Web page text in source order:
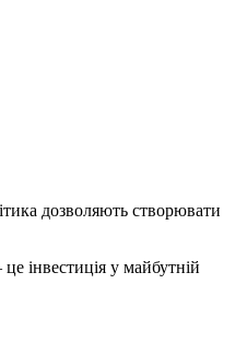
дозволяють створювати
інвестиція у майбутній